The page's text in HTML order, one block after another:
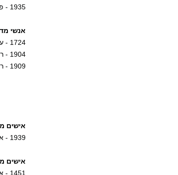
1935 - פול צ'יימברס, נגן קונטרבס אמריקאי (נפטר ב-1969)
אנשי
1724 - עמנואל קאנט, פילוסוף גרמני (נפטר ב-1804)
1904 - רוברט אופנהיימר, פיזיקאי אמריקאי יהודי, אבי פצצת האטום (נפטר ב-1967)
1909 - ריטה לוי-מונטלצ'יני, נוירולוגית איטלקית, כלת פרס נובל (נפטרה ב-2012)
אישים
1939 - אורי אור, אלוף בצה"ל וחבר כנסת
אישים
1451 - איזבלה, מלכת קסטיליה, ועם נישואיה לפרננדו השני מאראגון גם מלכת ספרד (נפטרה ב-1504)